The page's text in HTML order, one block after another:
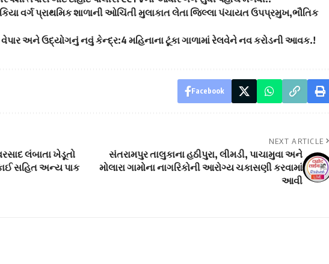
વર્ગ પ્રાથમિક શાળાની ઓચિંતી મુલાકાત લેતા જિલ્લા પંચાયત ઉપપ્રમુખ,ભૌતિક
વેપાર અને ઉદ્યોગનું નવું કેન્દ્ર:4 મહિનાના ટૂંકા ગાળામાં રેલવેને નવ કરોડની આવક.!
Facebook
લંબાતા ખેડૂતો
સહિત અન્ય પાક
NEXT ARTICLE
સંતરામપુર તાલુકાના હઠીપુરા, લીમડી, પાચામુવા અને
મોલારા ગામોના નાગરિકોની આરોગ્‍ય ચકાસણી કરવામાં
આવી